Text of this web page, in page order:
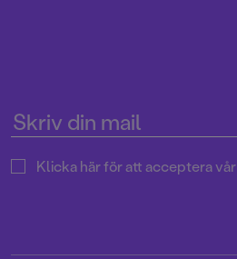
Klicka här för att acceptera vår